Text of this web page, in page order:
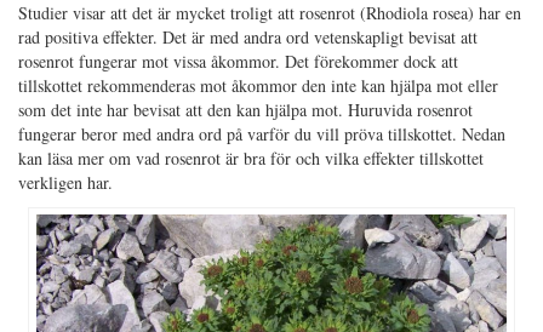
Studier visar att det är mycket troligt att rosenrot (Rhodiola rosea) har en
rad positiva effekter. Det är med andra ord vetenskapligt bevisat att
rosenrot fungerar mot vissa åkommor. Det förekommer dock att
tillskottet rekommenderas mot åkommor den inte kan hjälpa mot eller
som det inte har bevisat att den kan hjälpa mot. Huruvida rosenrot
fungerar beror med andra ord på varför du vill pröva tillskottet. Nedan
kan läsa mer om vad rosenrot är bra för och vilka effekter tillskottet
verkligen har.